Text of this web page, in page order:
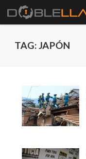
TAG: JAPÓN